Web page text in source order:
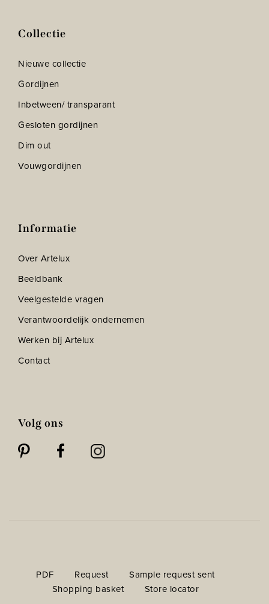
Collectie
Nieuwe collectie
Gordijnen
Inbetween/ transparant
Gesloten gordijnen
Dim out
Vouwgordijnen
Informatie
Over Artelux
Beeldbank
Veelgestelde vragen
Verantwoordelijk ondernemen
Werken bij Artelux
Contact
Volg ons
PDF Request
Sample request sent
Shopping basket
Store locator